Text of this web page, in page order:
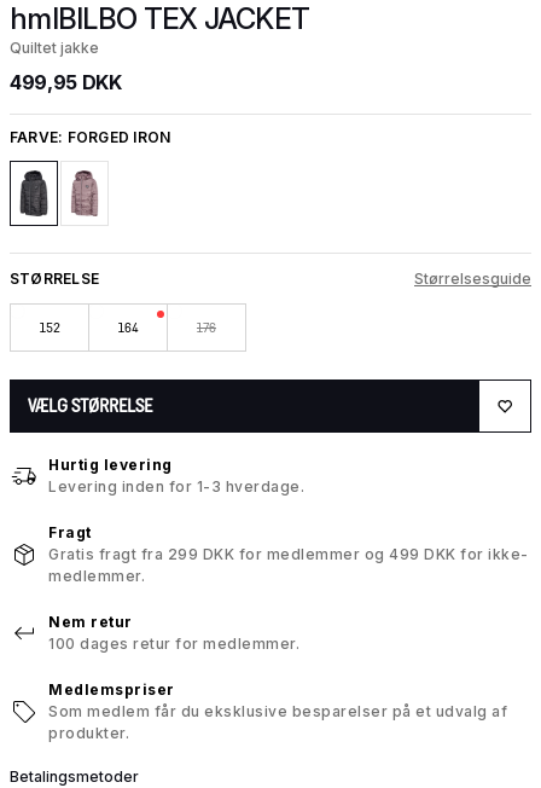
hmlBILBO TEX JACKET
Quiltet jakke
499,95 DKK
FARVE: FORGED IRON
STØRRELSE Størrelsesguide
152 164 176
VÆLG STØRRELSE
Hurtig levering
Levering inden for 1-3 hverdage.
Fragt
Gratis fragt fra 299 DKK for medlemmer og 499 DKK for ikke-
medlemmer.
Nem retur
100 dages retur for medlemmer.
Medlemspriser
Som medlem får du eksklusive besparelser på et udvalg af
produkter.
Betalingsmetoder